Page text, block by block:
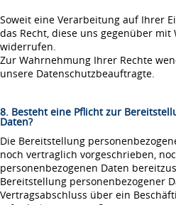
Soweit eine Verarbeitung auf Ihrer
das Recht, diese uns gegenüber
widerrufen.
Zur Wahrnehmung Ihrer Rechte
unsere Datenschutzbeauftragte.
8. Besteht eine Pflicht zur
Daten?
Die Bereitstellung
noch vertraglich vorgeschrieben,
personenbezogenen Daten
Bereitstellung personenbezogener
Vertragsabschluss über ein